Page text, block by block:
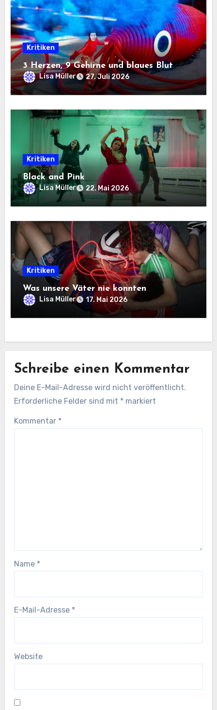
Kritiken
3 Herzen, 9 Gehirne und blaues Blut
Lisa Müller 27. Juli 2026
Kritiken
Black and Pink
Lisa Müller 22. Mai 2026
Kritiken
Was unsere Väter nie konnten
Lisa Müller 17. Mai 2026
Schreibe einen Kommentar
Deine E-Mail-Adresse wird nicht veröffentlicht.
Erforderliche Felder sind mit * markiert
Kommentar *
Name *
E-Mail-Adresse *
Website